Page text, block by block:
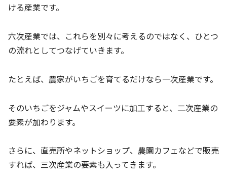
ける産業です。
六次産業では、これらを別々に考えるのではなく、ひとつ
の流れとしてつなげていきます。
たとえば、農家がいちごを育てるだけなら一次産業です。
そのいちごをジャムやスイーツに加工すると、二次産業の
要素が加わります。
さらに、直売所やネットショップ、農園カフェなどで販売
すれば、三次産業の要素も入ってきます。